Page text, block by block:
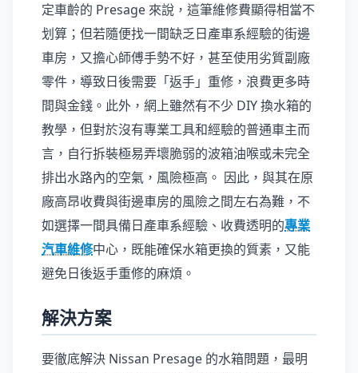
定車齡的 Presage 來說，這筆維修費顯得相當不
划算；但若隨便找一間缺乏日產車系經驗的街邊
車房，又擔心師傅手勢不好，甚至使用劣質副廠
零件，導致日後需要「返手」重修，浪費更多時
間與金錢。此外，網上雖然有不少 DIY 換水箱的
教學，但對於沒有專業工具和經驗的普通車主而
言，自行拆裝極易弄壞脆弱的波箱油喉或未完全
排出水路內的空氣，風險極高。 因此，與其在原
廠高昂收費與街邊車房的風險之間左右為難，不
如選擇一間具備日產車系經驗、收費透明的專業
汽車維修中心，既能確保水箱更換的質素，又能
避免日後返手重修的麻煩。
解決方案
要徹底解決 Nissan Presage 的水箱問題，最明